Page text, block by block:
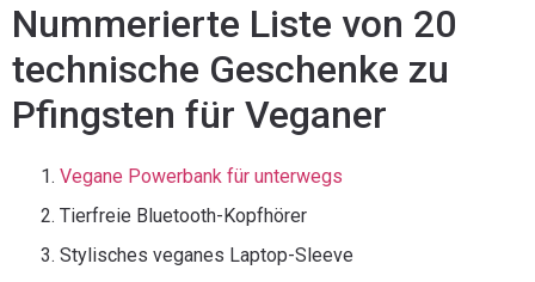
Nummerierte Liste von 20
technische Geschenke zu
Pfingsten für Veganer
Vegane Powerbank für unterwegs
Tierfreie Bluetooth-Kopfhörer
Stylisches veganes Laptop-Sleeve